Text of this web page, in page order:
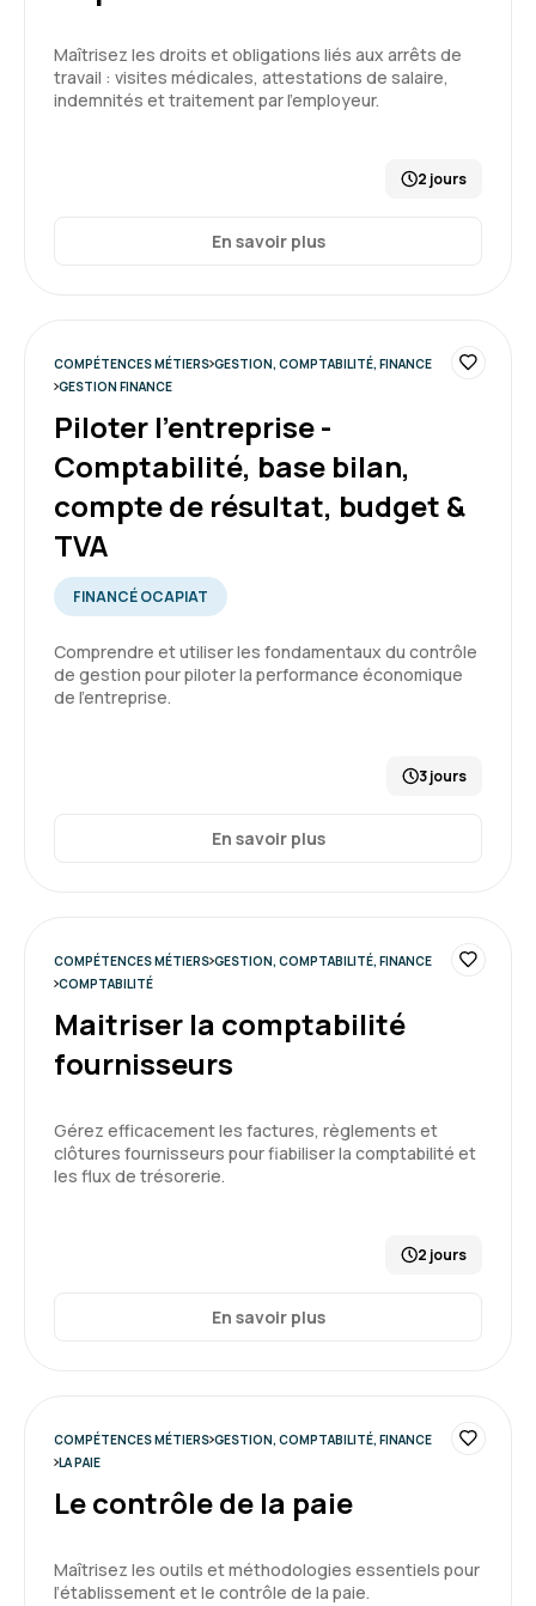
Maîtrisez les droits et obligations liés aux arrêts de
travail : visites médicales, attestations de salaire,
indemnités et traitement par l’employeur.
2 jours
En savoir plus
COMPÉTENCES MÉTIERS GESTION, COMPTABILITÉ, FINANCE
GESTION FINANCE
Piloter l'entreprise -
Comptabilité, base bilan,
compte de résultat, budget &
TVA
FINANCÉ OCAPIAT
Comprendre et utiliser les fondamentaux du contrôle
de gestion pour piloter la performance économique
de l’entreprise.
3 jours
En savoir plus
COMPÉTENCES MÉTIERS GESTION, COMPTABILITÉ, FINANCE
COMPTABILITÉ
Maitriser la comptabilité
fournisseurs
Gérez efficacement les factures, règlements et
clôtures fournisseurs pour fiabiliser la comptabilité et
les flux de trésorerie.
2 jours
En savoir plus
COMPÉTENCES MÉTIERS GESTION, COMPTABILITÉ, FINANCE
LA PAIE
Le contrôle de la paie
Maîtrisez les outils et méthodologies essentiels pour
l’établissement et le contrôle de la paie.